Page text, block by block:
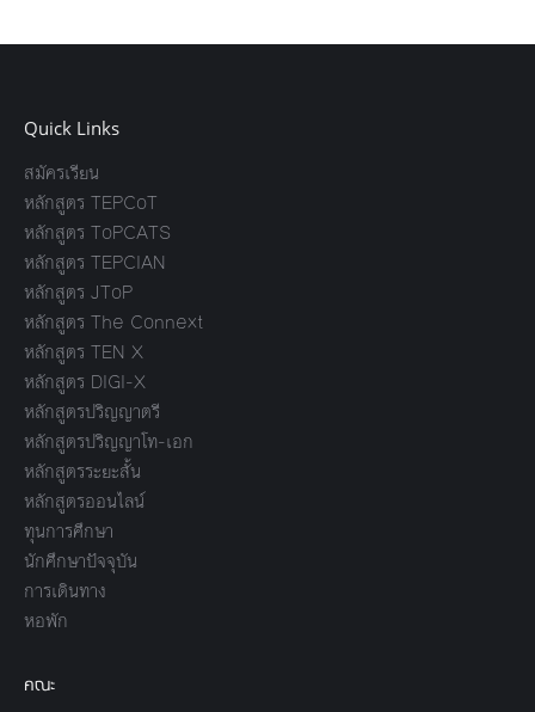
Quick Links
สมัครเรียน
หลักสูตร TEPCoT
หลักสูตร ToPCATS
หลักสูตร TEPCIAN
หลักสูตร JToP
หลักสูตร The Connext
หลักสูตร TEN X
หลักสูตร DIGI-X
หลักสูตรปริญญาตรี
หลักสูตรปริญญาโท-เอก
หลักสูตรระยะสั้น
หลักสูตรออนไลน์
ทุนการศึกษา
นักศึกษาปัจจุบัน
การเดินทาง
หอพัก
คณะ